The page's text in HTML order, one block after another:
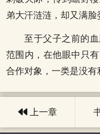
弟大汗涟涟，却又满脸
至于父子之前的
范围内，在他眼中只
合作对象，一类是没有
上一章